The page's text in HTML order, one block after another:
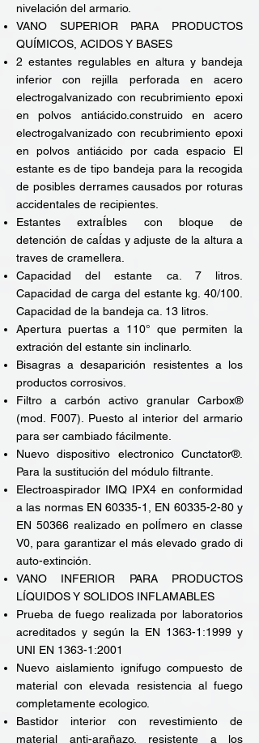
nivelación del armario.
VANO SUPERIOR PARA PRODUCTOS
QUÍMICOS, ACIDOS Y BASES
2 estantes regulables en altura y bandeja
inferior con rejilla perforada en acero
electrogalvanizado con recubrimiento epoxi
en polvos antiácido.construido en acero
electrogalvanizado con recubrimiento epoxi
en polvos antiácido por cada espacio El
estante es de tipo bandeja para la recogida
de posibles derrames causados por roturas
accidentales de recipientes.
Estantes extraÍbles con bloque de
detención de caÍdas y adjuste de la altura a
traves de cramellera.
Capacidad del estante ca. 7 litros.
Capacidad de carga del estante kg. 40/100.
Capacidad de la bandeja ca. 13 litros.
Apertura puertas a 110° que permiten la
extración del estante sin inclinarlo.
Bisagras a desaparición resistentes a los
productos corrosivos.
Filtro a carbón activo granular Carbox®
(mod. F007). Puesto al interior del armario
para ser cambiado fácilmente.
Nuevo dispositivo electronico Cunctator®.
Para la sustitución del módulo filtrante.
Electroaspirador IMQ IPX4 en conformidad
a las normas EN 60335-1, EN 60335-2-80y
EN 50366 realizado en polÍmero en classe
V0, para garantizar el más elevado grado di
auto-extinción.
VANO INFERIOR PARA PRODUCTOS
LÍQUIDOS Y SOLIDOS INFLAMABLES
Prueba de fuego realizada por laboratorios
acreditados y según la EN 1363-1:1999 y
UNI EN 1363-1:2001
Nuevo aislamiento ignifugo compuesto de
material con elevada resistencia al fuego
completamente ecologico.
Bastidor interior con revestimiento de
material anti-arañazo, resistente a los